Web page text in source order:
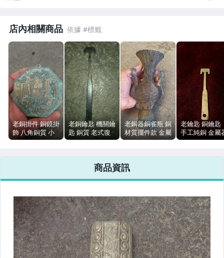
玩具、模型與公仔
偶像、球員卡與郵幣
男性精品與服飾
女裝與服飾配件
手錶與飾品配件
女包精品與女鞋
店內相關商品
老銅掛件 銅鏡掛
飾 八角銅質 小
型陳列 復古擺飾
老銅鑰匙 機關鑰
匙 銅質 老式復
古配件 陳列擺飾
老銅器銅雀瓶 銅
材質擺件款 金屬
器具 重610g 老
老鑰匙 銅鑰匙
手工純銅 金屬
具 單件 舊痕無
商品資訊